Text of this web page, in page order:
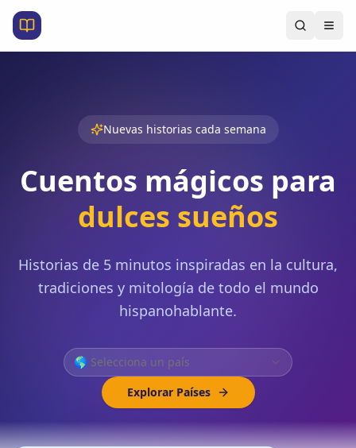
Nuevas historias cada semana
Cuentos mágicos para
dulces sueños
Historias de 5 minutos inspiradas en la cultura,
tradiciones y mitología de todo el mundo
hispanohablante.
🌎 Selecciona un país
Explorar Países